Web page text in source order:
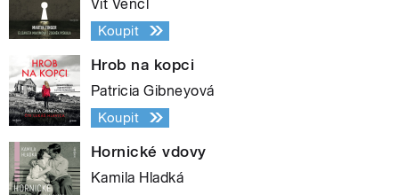
Vít Vencl
Koupit
Hrob na kopci
Patricia Gibneyová
Koupit
Hornické vdovy
Kamila Hladká